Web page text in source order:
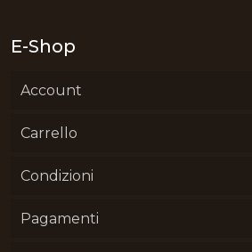
E-Shop
Account
Carrello
Condizioni
Pagamenti